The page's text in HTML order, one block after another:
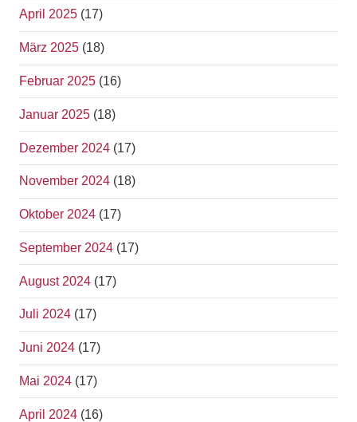
April 2025 (17)
März 2025 (18)
Februar 2025 (16)
Januar 2025 (18)
Dezember 2024 (17)
November 2024 (18)
Oktober 2024 (17)
September 2024 (17)
August 2024 (17)
Juli 2024 (17)
Juni 2024 (17)
Mai 2024 (17)
April 2024 (16)